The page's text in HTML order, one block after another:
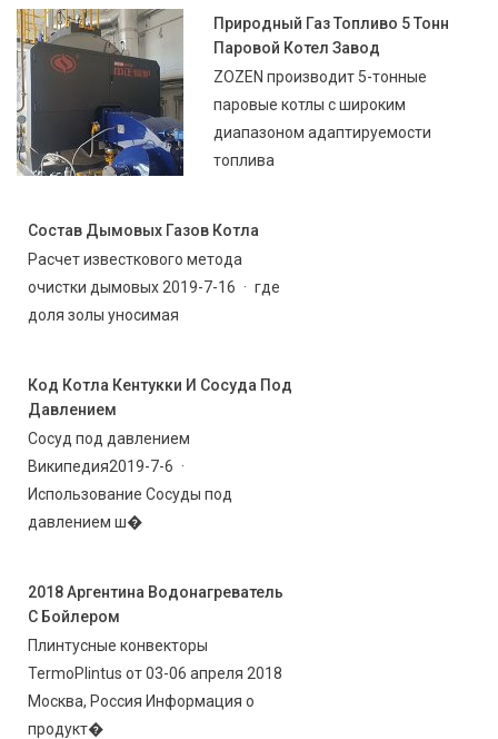
Природный Газ Топливо 5 Тонн
Паровой Котел Завод
ZOZEN производит 5-тонные
паровые котлы с широким
диапазоном адаптируемости
топлива
Состав Дымовых Газов Котла
Расчет известкового метода
очистки дымовых 2019-7-16 · где
доля золы уносимая
Код Котла Кентукки И Сосуда Под
Давлением
Сосуд под давлением
Википедия2019-7-6 ·
Использование Сосуды под
давлением ш�
2018 Аргентина Водонагреватель
С Бойлером
Плинтусные конвекторы
TermoPlintus от 03-06 апреля 2018
Москва, Россия Информация о
продукт�